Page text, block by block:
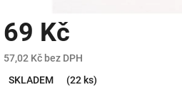
69 Kč
57,02 Kč bez DPH
cena:
SKLADEM (22 ks)